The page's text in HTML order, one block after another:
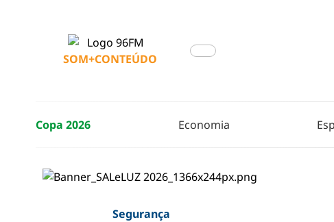
SOM+CONTEÚDO
Copa 2026 Economia
Segurança